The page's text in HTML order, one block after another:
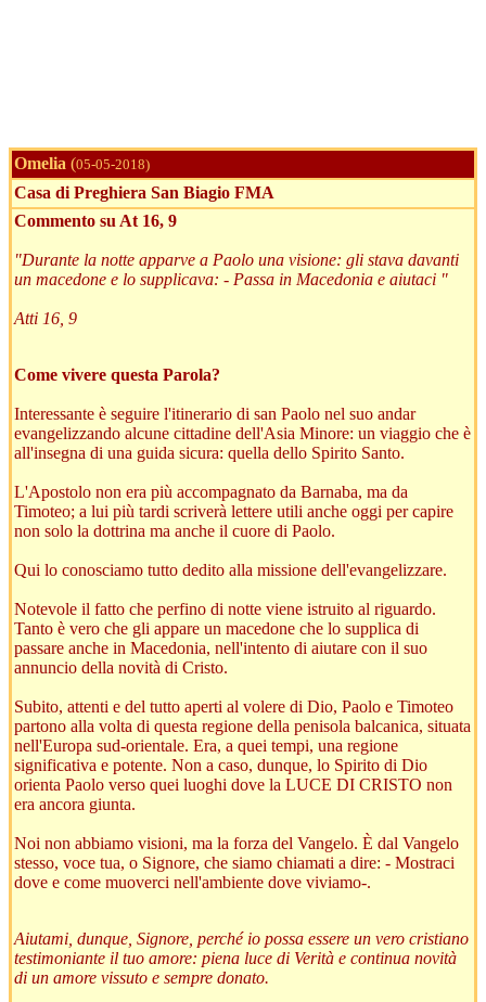
Omelia (05-05-2018)
Casa di Preghiera San Biagio FMA
Commento su At 16, 9
"Durante la notte apparve a Paolo una visione: gli stava davanti
un macedone e lo supplicava: - Passa in Macedonia e aiutaci "
Atti 16, 9
Come vivere questa Parola?
Interessante è seguire l'itinerario di san Paolo nel suo andar
evangelizzando alcune cittadine dell'Asia Minore: un viaggio che è
all'insegna di una guida sicura: quella dello Spirito Santo.
L'Apostolo non era più accompagnato da Barnaba, ma da
Timoteo; a lui più tardi scriverà lettere utili anche oggi per capire
non solo la dottrina ma anche il cuore di Paolo.
Qui lo conosciamo tutto dedito alla missione dell'evangelizzare.
Notevole il fatto che perfino di notte viene istruito al riguardo.
Tanto è vero che gli appare un macedone che lo supplica di
passare anche in Macedonia, nell'intento di aiutare con il suo
annuncio della novità di Cristo.
Subito, attenti e del tutto aperti al volere di Dio, Paolo e Timoteo
partono alla volta di questa regione della penisola balcanica, situata
nell'Europa sud-orientale. Era, a quei tempi, una regione
significativa e potente. Non a caso, dunque, lo Spirito di Dio
orienta Paolo verso quei luoghi dove la LUCE DI CRISTO non
era ancora giunta.
Noi non abbiamo visioni, ma la forza del Vangelo. È dal Vangelo
stesso, voce tua, o Signore, che siamo chiamati a dire: - Mostraci
dove e come muoverci nell'ambiente dove viviamo-.
Aiutami, dunque, Signore, perché io possa essere un vero cristiano
testimoniante il tuo amore: piena luce di Verità e continua novità
di un amore vissuto e sempre donato.